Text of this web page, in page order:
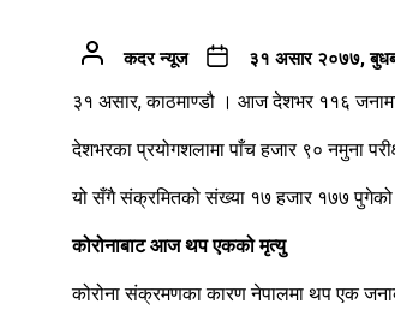
कदर न्यूज ३१ असार २०७७,
३१ असार, काठमाण्डौ । आज देशभर ११६
देशभरका प्रयोगशलामा पाँच हजार ९० नमुना
यो सँगै संक्रमितको संख्या १७ हजार १७७
कोरोनाबाट आज थप एकको मृत्यु
कोरोना संक्रमणका कारण नेपालमा थप एक